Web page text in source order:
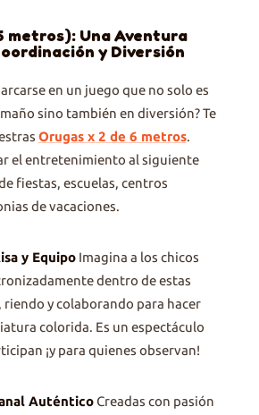
metros): Una Aventura
y Diversión
en un juego que no solo es
sino también en diversión? Te
Orugas x 2 de 6 metros.
el entretenimiento al siguiente
fiestas, escuelas, centros
de vacaciones.
y EquipoImagina a los chicos
dentro de estas
y colaborando para hacer
colorida. Es un espectáculo
¡y para quienes observan!
AuténticoCreadas con pasión